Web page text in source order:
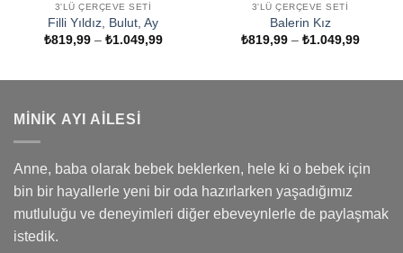
3'LÜ ÇERÇEVE SETI
Filli Yıldız, Bulut, Ay
₺819,99 – ₺1.049,99Fiyat
3'LÜ ÇERÇEVE SETI
Balerin Kız
₺819,99 – ₺1.049,99Fiyat
MINIK AYI AILESI
Anne, baba olarak bebek beklerken, hele ki o bebek için
bin bir hayallerle yeni bir oda hazırlarken yaşadığımız
mutluluğu ve deneyimleri diğer ebeveynlerle de paylaşmak
istedik.